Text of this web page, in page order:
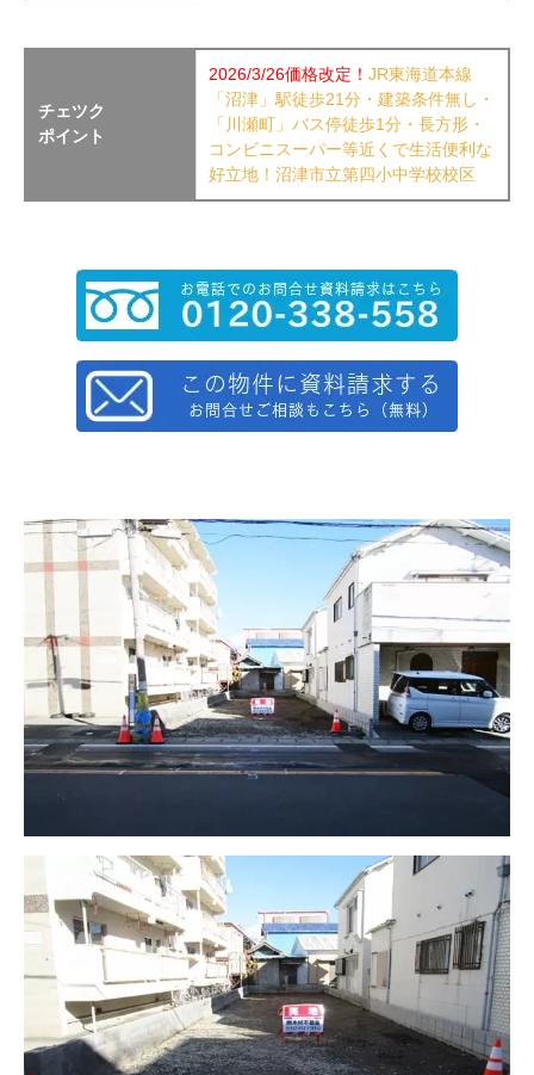
チェツク
ポイント
2026/3/26価格改定！ JR東海道本線
「沼津」駅徒歩21分・建築条件無し・
「川瀬町」バス停徒歩1分・長方形・
コンビニスーパー等近くで生活便利な
好立地！沼津市立第四小中学校校区